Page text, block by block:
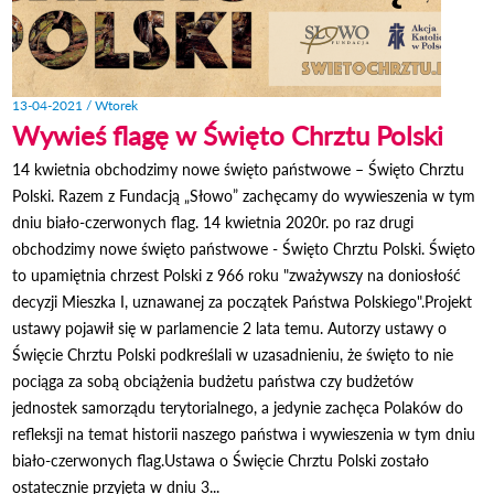
13-04-2021 / Wtorek
Wywieś flagę w Święto Chrztu Polski
14 kwietnia obchodzimy nowe święto państwowe – Święto Chrztu
Polski. Razem z Fundacją „Słowo” zachęcamy do wywieszenia w tym
dniu biało-czerwonych flag. 14 kwietnia 2020r. po raz drugi
obchodzimy nowe święto państwowe - Święto Chrztu Polski. Święto
to upamiętnia chrzest Polski z 966 roku "zważywszy na doniosłość
decyzji Mieszka I, uznawanej za początek Państwa Polskiego".Projekt
ustawy pojawił się w parlamencie 2 lata temu. Autorzy ustawy o
Święcie Chrztu Polski podkreślali w uzasadnieniu, że święto to nie
pociąga za sobą obciążenia budżetu państwa czy budżetów
jednostek samorządu terytorialnego, a jedynie zachęca Polaków do
refleksji na temat historii naszego państwa i wywieszenia w tym dniu
biało-czerwonych flag.Ustawa o Święcie Chrztu Polski zostało
ostatecznie przyjęta w dniu 3...